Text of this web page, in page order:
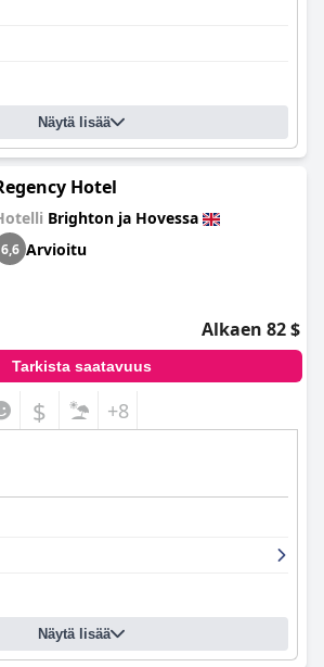
Näytä lisää
Hotel
Brighton ja Hovessa
6,6 Arvioitu
Alkaen 82 $
Tarkista saatavuus
$ +8
Näytä lisää